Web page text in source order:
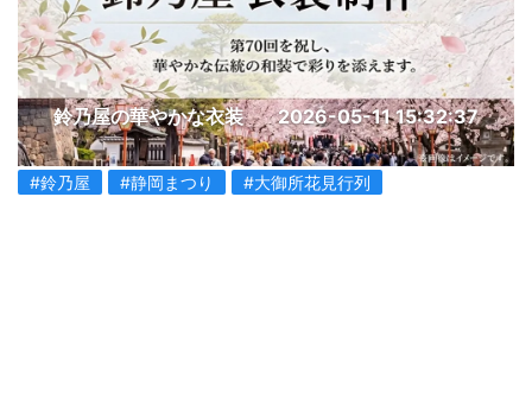
鈴乃屋の華やかな衣装 2026-05-11 15:32:37
#鈴乃屋 #静岡まつり #大御所花見行列